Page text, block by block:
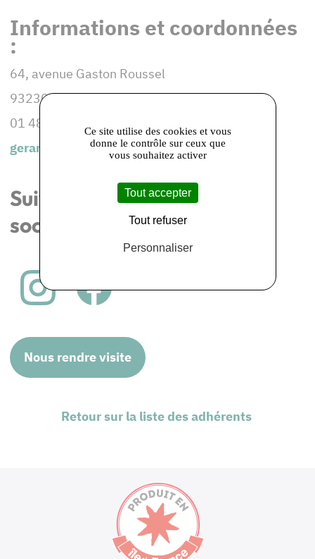
Informations et coordonnées
:
64, avenue Gaston Roussel
93230 ROMAINVILLE
01 48 91 63 20
gerard@lepaysanurbain.fr
Suivez-nous les réseaux
sociaux
Nous rendre visite
Retour sur la liste des adhérents
Ce site utilise des cookies et vous
donne le contrôle sur ceux que
vous souhaitez activer
Tout accepter
Tout refuser
Personnaliser